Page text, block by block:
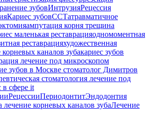
зубовИнтрузияРецессия
Кариес зубовССТатравматичное
ампутация корня трещина
маленькая реставрацияодномоментная
реставрацияхудожественная
корневых каналов зубакариес зубов
лечение под микроскопом
зубов в Москве стоматолог Димитров
стоматология лечение под
в сфере it
РецессииПериодонтитЭндодонтия
лечение корневых каналов зубаЛечение